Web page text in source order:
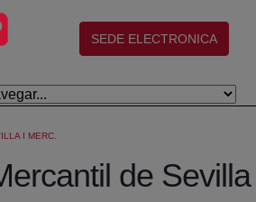
(abre en nueva ventana)
SEDE ELECTRONICA
I MERC.
de Sevilla